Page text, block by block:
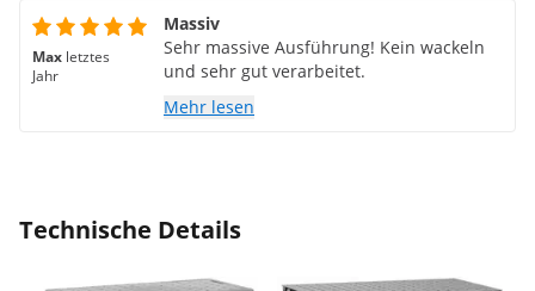
Max letztes
Jahr
Massiv
Sehr massive Ausführung! Kein wackeln
und sehr gut verarbeitet.
Mehr lesen
Technische Details